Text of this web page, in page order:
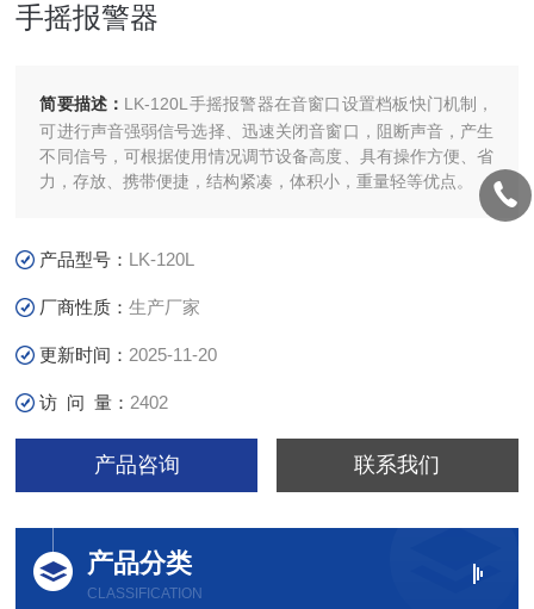
手摇报警器
简要描述： LK-120L手摇报警器在音窗口设置档板快门机制，
可进行声音强弱信号选择、迅速关闭音窗口，阻断声音，产生
不同信号，可根据使用情况调节设备高度、具有操作方便、省
力，存放、携带便捷，结构紧凑，体积小，重量轻等优点。
产品型号： LK-120L
厂商性质：生产厂家
更新时间： 2025-11-20
访 问 量： 2402
产品咨询 联系我们
产品分类
CLASSIFICATION